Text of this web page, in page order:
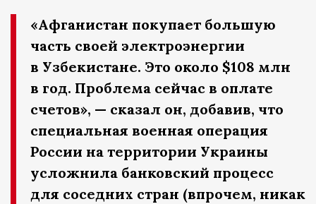
«Афганистан покупает большую
часть своей электроэнергии
в Узбекистане. Это около $108 млн
в год. Проблема сейчас в оплате
счетов», — сказал он, добавив, что
специальная военная операция
России на территории Украины
усложнила банковский процесс
для соседних стран (впрочем, никак